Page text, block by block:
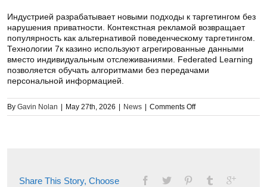
Индустрией разрабатывает новыми подходы к таргетингом без
нарушения приватности. Контекстная рекламой возвращает
популярность как альтернативой поведенческому таргетингом.
Технологии 7к казино используют агрегированные данными
вместо индивидуальным отслеживаниями. Federated Learning
позволяется обучать алгоритмами без передачами
персональной информацией.
By Gavin Nolan May 27th, 2026 News Comments Offon
Как
механика
Share This Story, Choose